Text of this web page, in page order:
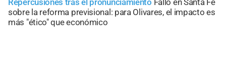
sobre la reforma previsional: para Olivares, el impacto es
más "ético" que económico